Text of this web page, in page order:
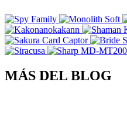
MÁS DEL BLOG